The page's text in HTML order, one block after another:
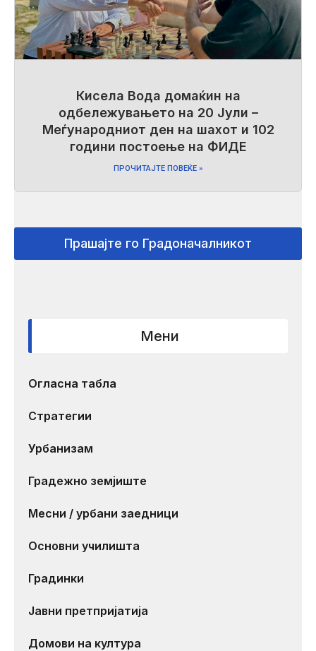
Кисела Вода домаќин на
одбележувањето на 20 Јули –
Меѓународниот ден на шахот и 102
години постоење на ФИДЕ
ПРОЧИТАЈТЕ ПОВЕЌЕ »
Прашајте го Градоначалникот
Мени
Огласна табла
Стратегии
Урбанизам
Градежно земјиште
Месни / урбани заедници
Основни училишта
Градинки
Јавни претпријатија
Домови на култура